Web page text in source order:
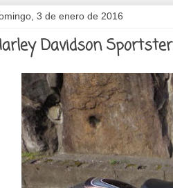
3 de enero de 2016
Davidson Sportster